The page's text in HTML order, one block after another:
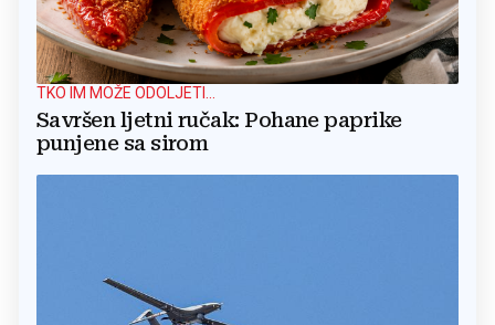
TKO IM MOŽE ODOLJETI...
Savršen ljetni ručak: Pohane paprike
punjene sa sirom